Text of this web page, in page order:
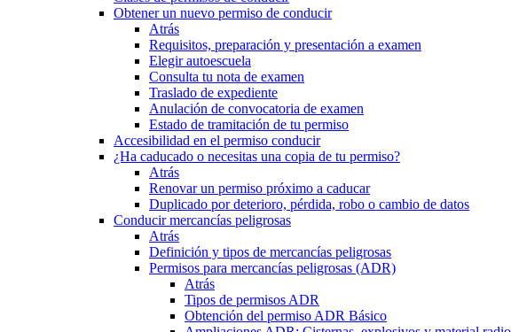
Obtener un nuevo permiso de conducir
Atrás
Requisitos, preparación y presentación a examen
Elegir autoescuela
Consulta tu nota de examen
Traslado de expediente
Anulación de convocatoria de examen
Estado de tramitación de tu permiso
Accesibilidad en el permiso conducir
¿Ha caducado o necesitas una copia de tu permiso?
Atrás
Renovar un permiso próximo a caducar
Duplicado por deterioro, pérdida, robo o cambio de datos
Conducir mercancías peligrosas
Atrás
Definición y tipos de mercancías peligrosas
Permisos para mercancías peligrosas (ADR)
Atrás
Tipos de permisos ADR
Obtención del permiso ADR Básico